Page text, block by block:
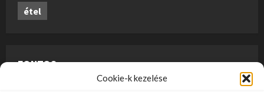
Cookie-k kezelése
étel
FONTOS